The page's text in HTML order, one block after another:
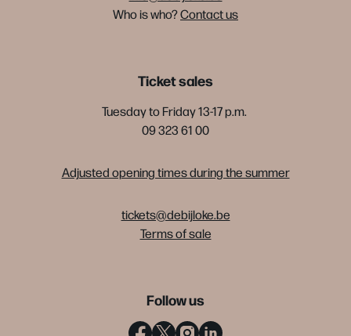
Who is who?Contact us
Ticket sales
Tuesday to Friday 13-17 p.m.
09 323 61 00
Adjusted opening times during the summer
tickets@debijloke.be
Terms of sale
Follow us